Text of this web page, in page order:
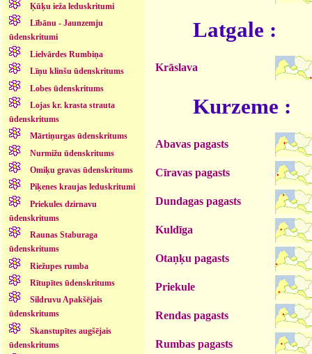
Ķūķu ieža leduskritumi
Lībānu - Jaunzemju
ūdenskritumi
Lielvārdes Rumbiņa
Līņu klinšu ūdenskritums
Lobes ūdenskritums
Lojas kr. krasta strauta
ūdenskritums
Mārtiņurgas ūdenskritums
Nurmižu ūdenskritums
Omiķu gravas ūdenskritums
Piķenes kraujas leduskritumi
Priekules dzirnavu
ūdenskritums
Raunas Staburaga
ūdenskritums
Riežupes rumba
Rītupītes ūdenskritums
Sildruvu Apakšējais
ūdenskritums
Skanstupītes augšējais
ūdenskritums
Latgale :
Krāslava
Kurzeme :
Abavas pagasts
Cīravas pagasts
Dundagas pagasts
Kuldīga
Otaņķu pagasts
Priekule
Rendas pagasts
Rumbas pagasts